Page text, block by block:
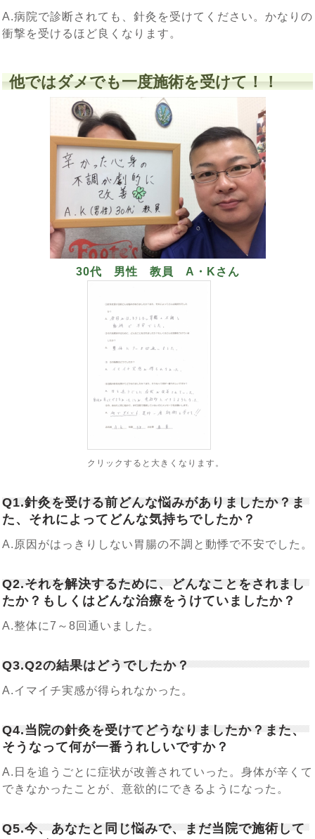
A.病院で診断されても、針灸を受けてください。かなりの
衝撃を受けるほど良くなります。
他ではダメでも一度施術を受けて！！
30代 男性 教員 A・Kさん
クリックすると大きくなります。
Q1.針灸を受ける前どんな悩みがありましたか？ま
た、それによってどんな気持ちでしたか？
A.原因がはっきりしない胃腸の不調と動悸で不安でした。
Q2.それを解決するために、どんなことをされまし
たか？もしくはどんな治療をうけていましたか？
A.整体に7～8回通いました。
Q3.Q2の結果はどうでしたか？
A.イマイチ実感が得られなかった。
Q4.当院の針灸を受けてどうなりましたか？また、
そうなって何が一番うれしいですか？
A.日を追うごとに症状が改善されていった。身体が辛くて
できなかったことが、意欲的にできるようになった。
Q5.今、あなたと同じ悩みで、まだ当院で施術して